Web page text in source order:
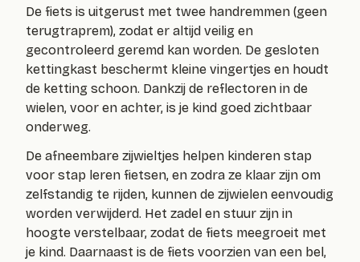
De fiets is uitgerust met twee handremmen (geen
terugtraprem), zodat er altijd veilig en
gecontroleerd geremd kan worden. De gesloten
kettingkast beschermt kleine vingertjes en houdt
de ketting schoon. Dankzij de reflectoren in de
wielen, voor en achter, is je kind goed zichtbaar
onderweg.
De afneembare zijwieltjes helpen kinderen stap
voor stap leren fietsen, en zodra ze klaar zijn om
zelfstandig te rijden, kunnen de zijwielen eenvoudig
worden verwijderd. Het zadel en stuur zijn in
hoogte verstelbaar, zodat de fiets meegroeit met
je kind. Daarnaast is de fiets voorzien van een bel,